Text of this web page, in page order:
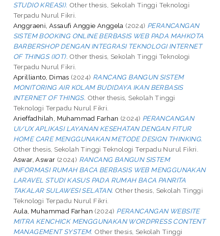
STUDIO KREASI). Other thesis, Sekolah Tinggi Teknologi
Terpadu Nurul Fikri.
Anggraeni, Assaufi Anggie Anggela (2024) PERANCANGAN
SISTEM BOOKING ONLINE BERBASIS WEB PADA MAHKOTA
BARBERSHOP DENGAN INTEGRASI TEKNOLOGI INTERNET
OF THINGS (IOT). Other thesis, Sekolah Tinggi Teknologi
Terpadu Nurul Fikri.
Aprillianto, Dimas (2024) RANCANG BANGUN SISTEM
MONITORING AIR KOLAM BUDIDAYA IKAN BERBASIS
INTERNET OF THINGS. Other thesis, Sekolah Tinggi
Teknologi Terpadu Nurul Fikri.
Arieffadhilah, Muhammad Farhan (2024) PERANCANGAN
UI/UX APLIKASI LAYANAN KESEHATAN DENGAN FITUR
HOME CARE MENGGUNAKAN METODE DESIGN THINKING.
Other thesis, Sekolah Tinggi Teknologi Terpadu Nurul Fikri.
Aswar, Aswar (2024) RANCANG BANGUN SISTEM
INFORMASI RUMAH BACA BERBASIS WEB MENGGUNAKAN
LARAVEL STUDI KASUS PADA RUMAH BACA PANRITA
TAKALAR SULAWESI SELATAN. Other thesis, Sekolah Tinggi
Teknologi Terpadu Nurul Fikri.
Aula, Muhammad Farhan (2024) PERANCANGAN WEBSITE
MITRA KENCHICK MENGGUNAKAN WORDPRESS CONTENT
MANAGEMENT SYSTEM. Other thesis, Sekolah Tinggi